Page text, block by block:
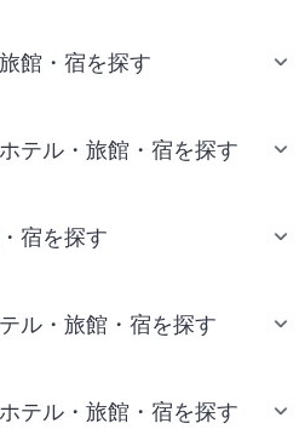
館・宿を探す
テル・旅館・宿を探す
宿を探す
ル・旅館・宿を探す
テル・旅館・宿を探す